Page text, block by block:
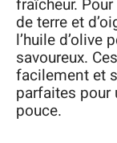
de terre et
l’huile d’olive
savoureux.
facilement et
parfaites pour
pouce.